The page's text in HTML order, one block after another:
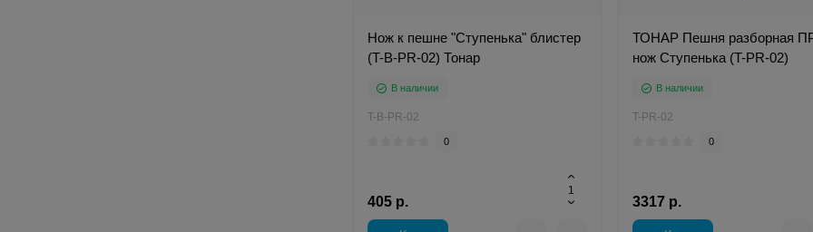
Нож к пешне "Ступенька" блистер
(T-B-PR-02) Тонар
В наличии
T-B-PR-02
0
405 р.
ТОНАР Пешня разборная
нож Ступенька (T-PR-02)
В наличии
T-PR-02
0
3317 р.